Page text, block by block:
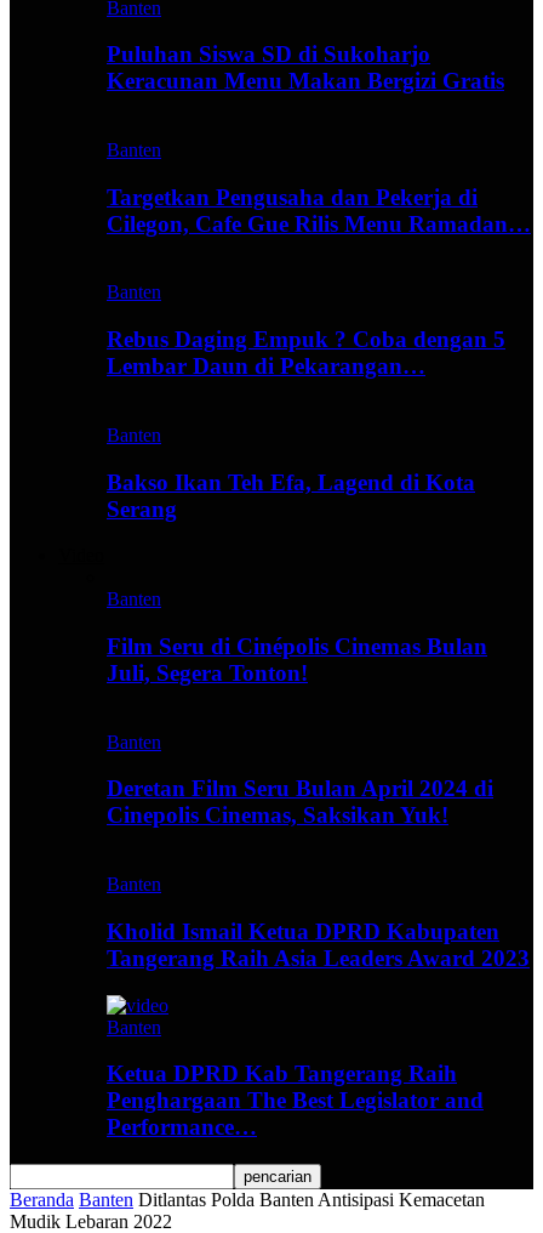
Banten
Puluhan Siswa SD di Sukoharjo
Keracunan Menu Makan Bergizi Gratis
Banten
Targetkan Pengusaha dan Pekerja di
Cilegon, Cafe Gue Rilis Menu Ramadan…
Banten
Rebus Daging Empuk ? Coba dengan 5
Lembar Daun di Pekarangan…
Banten
Bakso Ikan Teh Efa, Lagend di Kota
Serang
Banten
Film Seru di Cinépolis Cinemas Bulan
Juli, Segera Tonton!
Banten
Deretan Film Seru Bulan April 2024 di
Cinepolis Cinemas, Saksikan Yuk!
Banten
Kholid Ismail Ketua DPRD Kabupaten
Tangerang Raih Asia Leaders Award 2023
Banten
Ketua DPRD Kab Tangerang Raih
Penghargaan The Best Legislator and
Performance…
Beranda Banten Ditlantas Polda Banten Antisipasi Kemacetan
Mudik Lebaran 2022